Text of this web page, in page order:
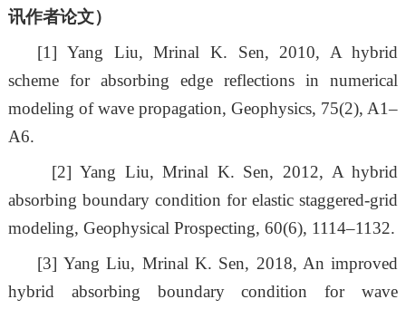
讯作者论文）
[1]Yang Liu, Mrinal K. Sen, 2010, A hybrid
scheme for absorbing edge reflections in numerical
modeling of wave propagation, Geophysics, 75(2), A1–
A6.
[2]Yang Liu, Mrinal K. Sen, 2012, A hybrid
absorbing boundary condition for elastic staggered-grid
modeling, Geophysical Prospecting, 60(6), 1114–1132.
[3]Yang Liu, Mrinal K. Sen, 2018, An improved
hybrid absorbing boundary condition for wave